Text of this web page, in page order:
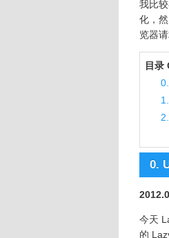
我比
化，
览器
目录
0.
今天
的